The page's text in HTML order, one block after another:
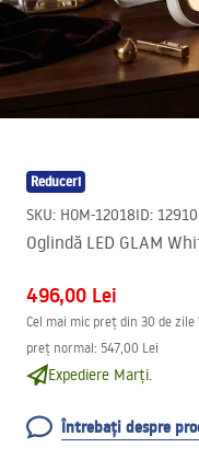
Reduceri
SKU: HOM-12018ID: 12910
Oglindă LED GLAM
496,00 Lei
Cel mai mic preț din 30 de
preț normal: 547,00 Lei
Expediere Marți.
Întrebați despre